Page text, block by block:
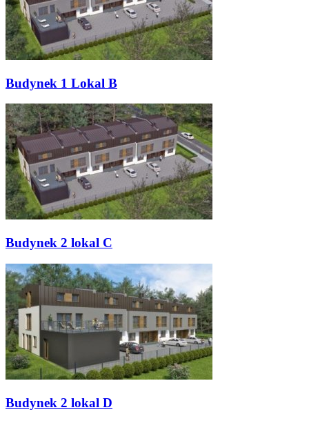
Budynek 1 Lokal B
Budynek 2 lokal C
Budynek 2 lokal D